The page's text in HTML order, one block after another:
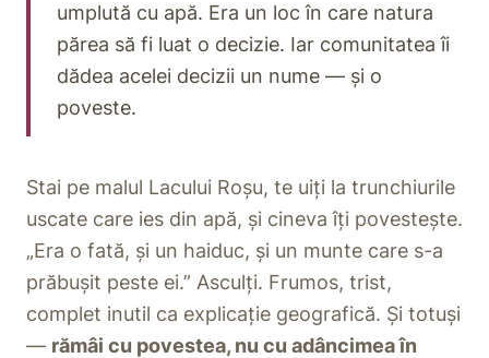
umplută cu apă. Era un loc în care natura
părea să fi luat o decizie. Iar comunitatea îi
dădea acelei decizii un nume — și o
poveste.
Stai pe malul Lacului Roșu, te uiți la trunchiurile
uscate care ies din apă, și cineva îți povestește.
„Era o fată, și un haiduc, și un munte care s-a
prăbușit peste ei.” Asculți. Frumos, trist,
complet inutil ca explicație geografică. Și totuși
— rămâi cu povestea, nu cu adâncimea în